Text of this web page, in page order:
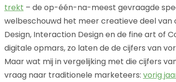
trekt – de op-één-na-meest gevraagde
welbeschouwd het meer creatieve deel
Design, Interaction Design en de fine art of
digitale opmars, zo laten de de cijfers van
Maar wat mij in vergelijking met die cijfers
vraag naar traditionele marketeers: vorig